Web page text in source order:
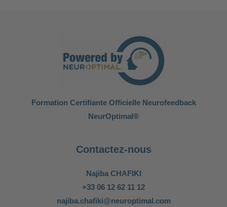
Formation Certifiante Officielle Neurofeedback
NeurOptimal®
Contactez-nous
Najiba CHAFIKI
+33 06 12 62 11 12
najiba.chafiki@neuroptimal.com